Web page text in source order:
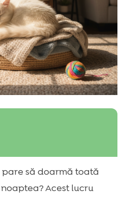
atât de mult și ce
noi
la pisici și cum
să doarmă toată
Acest lucru